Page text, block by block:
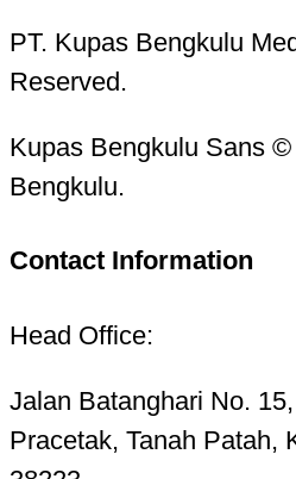
PT. Kupas Bengkulu
Reserved.
Kupas Bengkulu Sans
Bengkulu.
Contact Information
Head Office:
Jalan Batanghari No.
Pracetak, Tanah Patah,